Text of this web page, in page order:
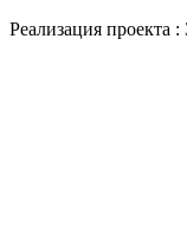
Реализация проекта